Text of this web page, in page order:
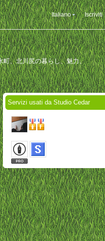
Italiano Iscriviti
町、北川尻の暮らし、魅力、
Servizi usati da Studio Cedar